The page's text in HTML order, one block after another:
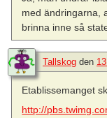
med ändringarna,
brinna inne så
Tallskog den
Etablissemanget
http://